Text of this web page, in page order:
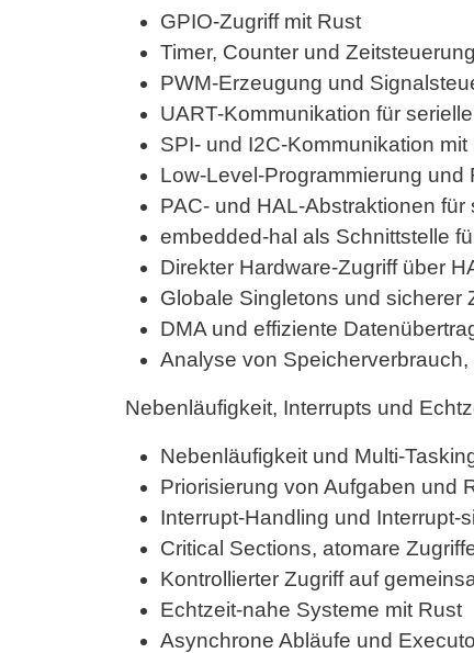
GPIO-Zugriff mit Rust
Timer, Counter und Zeitsteuerung
PWM-Erzeugung und
UART-Kommunikation für
SPI- und I2C-Kommunikation
Low-Level-Programmierung und
PAC- und HAL-Abstraktionen
embedded-hal als Schnittstelle
Direkter Hardware-Zugriff über
Globale Singletons und sicherer
DMA und effiziente
Analyse von
Nebenläufigkeit, Interrupts und
Nebenläufigkeit und Multi-
Priorisierung von Aufgaben und
Interrupt-Handling und Interrupt-
Critical Sections, atomare
Kontrollierter Zugriff auf
Echtzeit-nahe Systeme mit Rust
Asynchrone Abläufe und